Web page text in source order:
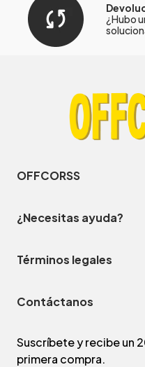
¿Hubo
OFFCORSS
¿Necesitas ayuda?
Términos legales
Contáctanos
Suscríbete y recibe un
primera compra.